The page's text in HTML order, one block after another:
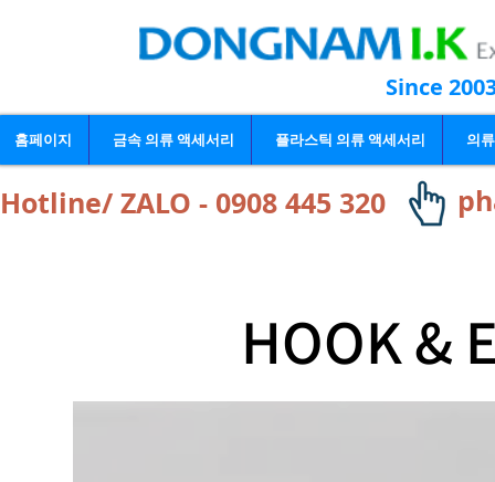
Since
홈페이지 금속 의류 액세서리 플라스틱 의류 액세서리 의
Hotline/ ZALO - 0908 445 320
HOOK &